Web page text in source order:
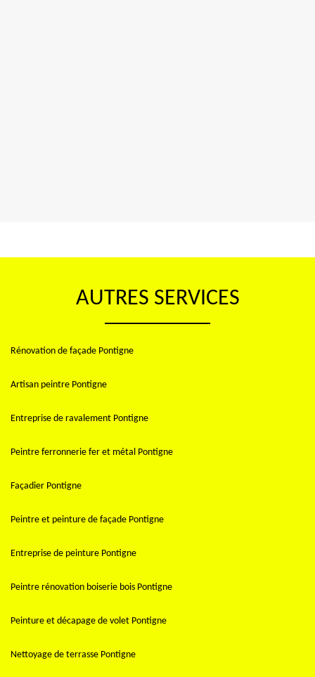
AUTRES SERVICES
Rénovation de façade Pontigne
Artisan peintre Pontigne
Entreprise de ravalement Pontigne
Peintre ferronnerie fer et métal Pontigne
Façadier Pontigne
Peintre et peinture de façade Pontigne
Entreprise de peinture Pontigne
Peintre rénovation boiserie bois Pontigne
Peinture et décapage de volet Pontigne
Nettoyage de terrasse Pontigne